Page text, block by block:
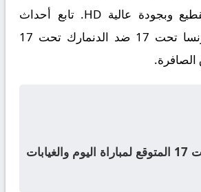
17 اليوم بدون تقطيع وبجودة عالية HD. تابع أحداث
وملخص مباراة فرنسا تحت 17 ضد الدنمارك تحت 17
الصافرة.
تشكيل فرنسا تحت 17 المتوقع لمباراة اليوم والغيابات